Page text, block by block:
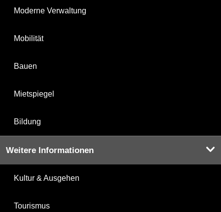
Moderne Verwaltung
Mobilität
Bauen
Mietspiegel
Bildung
Weitere Informationen
Kultur & Ausgehen
Tourismus